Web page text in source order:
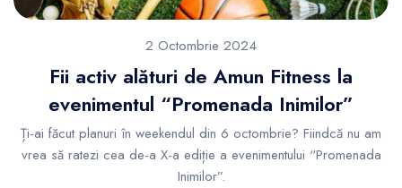
2 Octombrie 2024
Fii activ alături de Amun Fitness la
evenimentul “Promenada Inimilor”
Ți-ai făcut planuri în weekendul din 6 octombrie? Fiindcă nu am
vrea să ratezi cea de-a X-a ediție a evenimentului “Promenada
Inimilor”.